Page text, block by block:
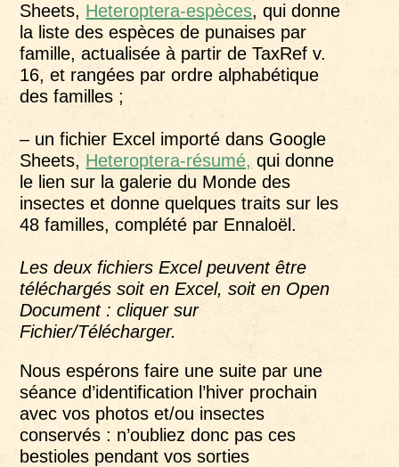
Sheets, Heteroptera-espèces, qui donne
la liste des espèces de punaises par
famille, actualisée à partir de TaxRef v.
16, et rangées par ordre alphabétique
des familles ;
– un fichier Excel importé dans Google
Sheets, Heteroptera-résumé, qui donne
le lien sur la galerie du Monde des
insectes et donne quelques traits sur les
48 familles, complété par Ennaloël.
Les deux fichiers Excel peuvent être
téléchargés soit en Excel, soit en Open
Document : cliquer sur
Fichier/Télécharger.
Nous espérons faire une suite par une
séance d’identification l’hiver prochain
avec vos photos et/ou insectes
conservés : n’oubliez donc pas ces
bestioles pendant vos sorties